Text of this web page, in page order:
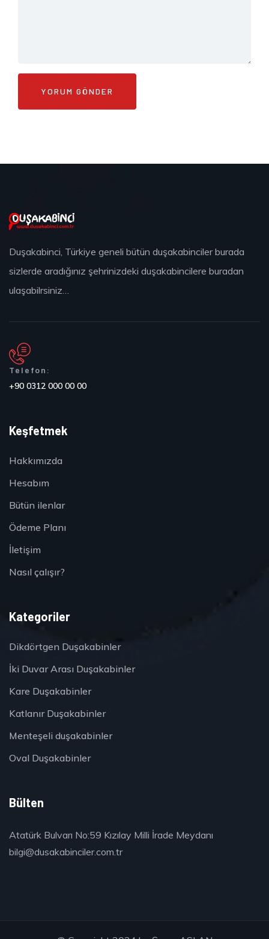
Duşakabinci, Türkiye geneli bütün duşakabinciler burada
sizlerde aradığınız şehrinizdeki duşakabincilere buradan
ulaşabilrsiniz…
Telefon:
+90 0312 000 00 00
Keşfetmek
Hakkımızda
Hesabım
Bütün ilenlar
Ödeme Planı
İletişim
Nasıl çalışır?
Kategoriler
Dikdörtgen Duşakabinler
İki Duvar Arası Duşakabinler
Kare Duşakabinler
Katlanır Duşakabinler
Menteşeli duşakabinler
Oval Duşakabinler
Bülten
Atatürk Bulvarı No:59 Kızılay Milli İrade Meydanı
bilgi@dusakabinciler.com.tr